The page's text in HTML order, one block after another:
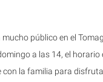
mucho público en el
a las 14, el horario
con la familia para